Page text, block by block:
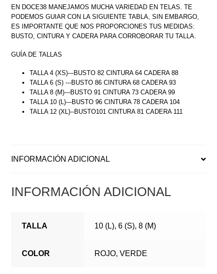
EN DOCE38 MANEJAMOS MUCHA VARIEDAD EN TELAS. TE
PODEMOS GUIAR CON LA SIGUIENTE TABLA, SIN EMBARGO,
ES IMPORTANTE QUE NOS PROPORCIONES TUS MEDIDAS:
BUSTO, CINTURA Y CADERA PARA CORROBORAR TU TALLA.
GUÍA DE TALLAS
TALLA 4 (XS)---BUSTO 82 CINTURA 64 CADERA 88
TALLA 6 (S) ---BUSTO 86 CINTURA 68 CADERA 93
TALLA 8 (M)---BUSTO 91 CINTURA 73 CADERA 99
TALLA 10 (L)---BUSTO 96 CINTURA 78 CADERA 104
TALLA 12 (XL)--BUSTO101 CINTURA 81 CADERA 111
INFORMACIÓN ADICIONAL
INFORMACIÓN ADICIONAL
TALLA 10 (L), 6 (S), 8 (M)
COLOR ROJO, VERDE